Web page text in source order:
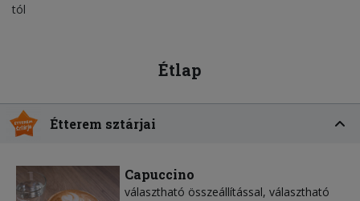
tól
Étlap
Étterem sztárjai
Capuccino
választható összeállítással, választható